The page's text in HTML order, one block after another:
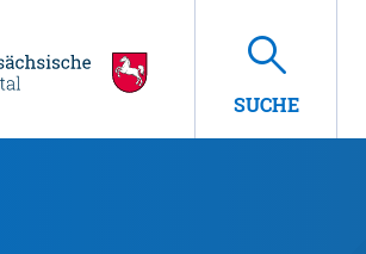
SUCHE